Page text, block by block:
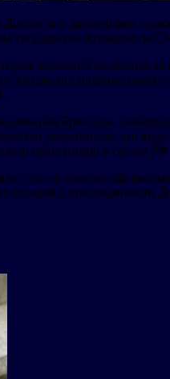
и дальнейшей
государства журналисты
исключил
входит поглощение
Брюсселя,
уверенность, что
интеграцию в состав
что ни одно из
сегодня о